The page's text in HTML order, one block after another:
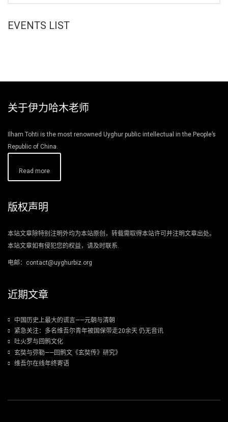
EVENTS LIST
关于伊力哈木老师
Ilham Tohti is the most renowned Uyghur public intellectual in the People’s
Republic of China.
Read more
版权声明
本站文章除特别注明外均为本站原创，转载需取得本站许可并注明文章出处。
本站文章如有侵犯您的权益，请及时联系.
电邮：contact@uyghurbiz.org
近期文章
中国历史上最大的谎言——元朝与清朝
紧急关注：多名维吾尔青年被国保带走20余天 仍无音讯
吐火罗与回鹘文化
玄奘与弥勒——回鹘文《玄奘传》研究》
维吾尔在线年终寄语